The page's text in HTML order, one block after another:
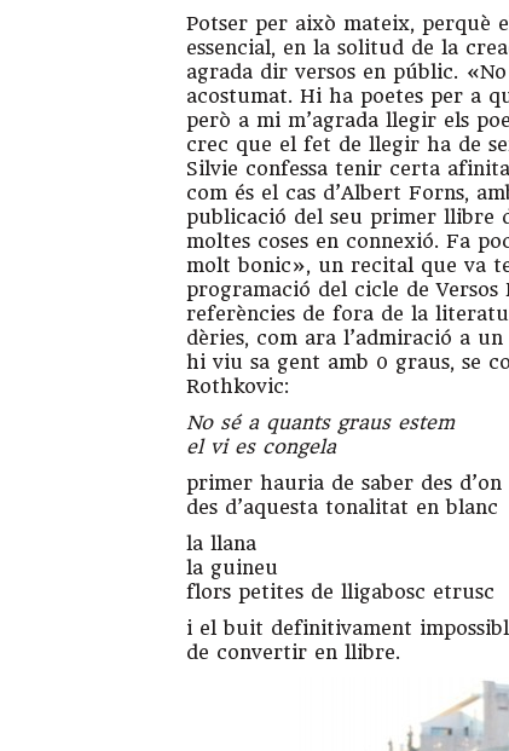
Potser per això mateix, perquè
essencial, en la solitud de la
agrada dir versos en públic.
acostumat. Hi ha poetes per a
però a mi m’agrada llegir els
crec que el fet de llegir ha de
Silvie confessa tenir certa
com és el cas d’Albert Forns,
publicació del seu primer llibre
moltes coses en connexió. Fa
molt bonic», un recital que va
programació del cicle de
referències de fora de la
dèries, com ara l’admiració a
hi viu sa gent amb 0 graus, se
Rothkovic:
No sé a quants graus estem
el vi es congela
primer hauria de saber des d’on
des d’aquesta tonalitat en blanc
la llana
la guineu
flors petites de lligabosc etrusc
i el buit definitivament
de convertir en llibre.